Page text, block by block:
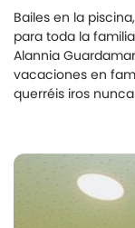
Bailes en la
para toda la
Alannia
vacaciones en
querréis iros